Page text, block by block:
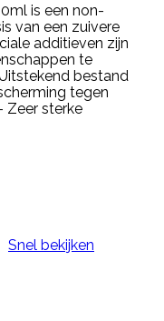
is een non-
van een zuivere
additieven zijn
te
bestand
tegen
Zeer sterke
Snel bekijken